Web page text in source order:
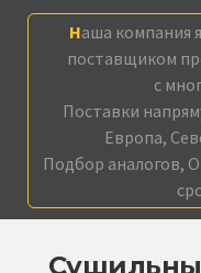
Наша компания является профессиональным
поставщиком
с
Поставки
Европа,
Подбор аналогов,